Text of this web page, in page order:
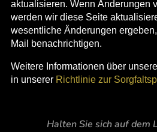
aktualisieren. Wenn Änderungen
werden wir diese Seite
wesentliche Änderungen
Mail benachrichtigen.
Weitere Informationen über
in unserer Richtlinie zur
Halten Sie sich auf dem